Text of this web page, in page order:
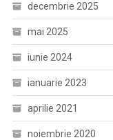
decembrie 2025
mai 2025
iunie 2024
ianuarie 2023
aprilie 2021
noiembrie 2020